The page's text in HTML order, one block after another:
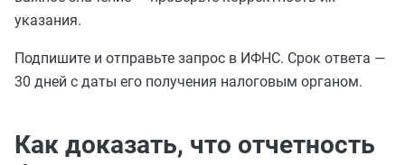
указания.
Подпишите и отправьте запрос в ИФНС. Срок ответа —
30 дней с даты его получения налоговым органом.
Как доказать, что отчетность